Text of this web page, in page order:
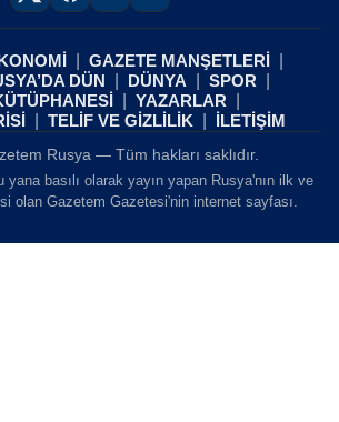
GAZETE MANŞETLERİ
DÜN DÜNYA
SPOR
YAZARLAR
TELİF VE GİZLİLİK İLETİŞİM
Rusya — Tüm hakları saklıdır.
yana basılı olarak yayın yapan Rusya'nın ilk ve
olan Gazetem Gazetesi'nin internet sayfası.